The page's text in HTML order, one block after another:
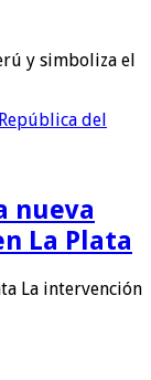
y simboliza el
nueva
La Plata
La intervención